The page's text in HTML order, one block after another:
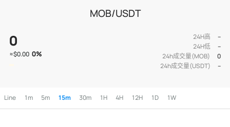
MOB/USDT
0
≈$0.00 0%
24H高
--
24H低
--
24h成交量(MOB)
0
24h成交量(USDT)
--
Line 1m 5m 15m 30m 1H 4H 12H 1D 1W